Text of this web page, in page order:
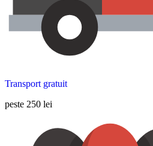
Transport gratuit
peste 250 lei